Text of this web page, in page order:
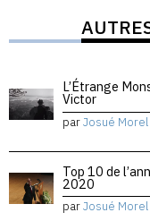
L’Étrange
Victor
parJosué Morel
Top 10 de
2020
parJosué Morel